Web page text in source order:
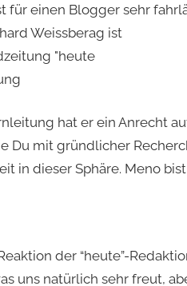
für einen Blogger sehr
Weissberag ist
"heute
hat er ein Anrecht
Du mit gründlicher
in dieser Sphäre. Meno
der “heute”-
uns natürlich sehr freut,